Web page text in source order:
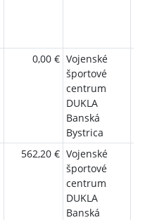
0,00 € Vojenské
športové
centrum
DUKLA
Banská
Bystrica
562,20 € Vojenské
športové
centrum
DUKLA
Banská